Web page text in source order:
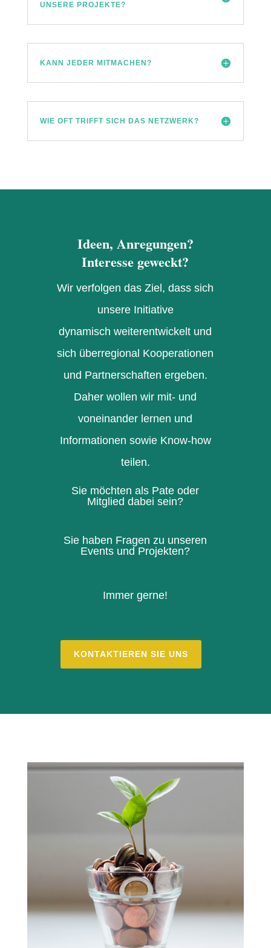
UNSERE PROJEKTE?
KANN JEDER MITMACHEN?
WIE OFT TRIFFT SICH DAS NETZWERK?
Ideen, Anregungen?
Interesse geweckt?
Wir verfolgen das Ziel, dass sich
unsere Initiative
dynamisch weiterentwickelt und
sich überregional Kooperationen
und Partnerschaften ergeben.
Daher wollen wir mit- und
voneinander lernen und
Informationen sowie Know-how
teilen.
Sie möchten als Pate oder
Mitglied dabei sein?
Sie haben Fragen zu unseren
Events und Projekten?
Immer gerne!
KONTAKTIEREN SIE UNS